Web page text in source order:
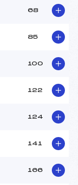
68
85
100
122
124
141
166